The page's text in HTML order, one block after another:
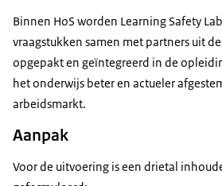
Binnen HoS worden Learning Safety
vraagstukken samen met partners uit
opgepakt en geïntegreerd in de
het onderwijs beter en actueler
arbeidsmarkt.
Aanpak
Voor de uitvoering is een drietal